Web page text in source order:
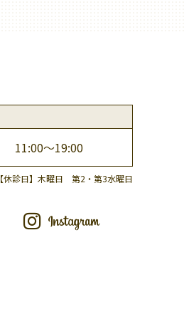
11:00～19:00
【休診日】木曜日 第2・第3水曜日